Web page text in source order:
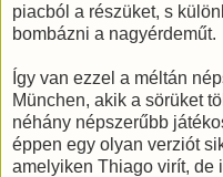
piacból a részüket, s
bombázni a nagyérdeműt.
Így van ezzel a méltán
München, akik a sörüket
néhány népszerűbb
éppen egy olyan verziót
amelyiken Thiago virít, de